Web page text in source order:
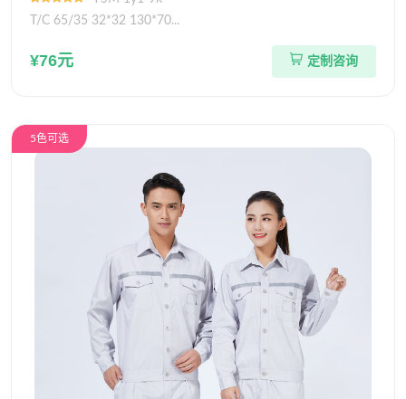
T/C 65/35 32*32 130*70...
¥76元 定制咨询
5色可选